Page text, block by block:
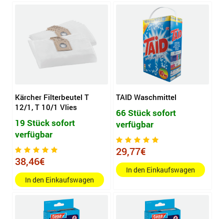
Kärcher Filterbeutel T
12/1, T 10/1 Vlies
19 Stück sofort
verfügbar
38,46€
In den Einkaufswagen
TAID Waschmittel
66 Stück sofort
verfügbar
29,77€
In den Einkaufswagen